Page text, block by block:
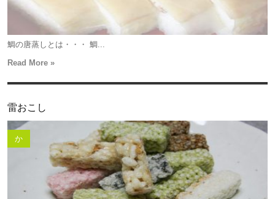
鯛の唐蒸しとは・・・ 鯛...
Read More »
雷おこし
か